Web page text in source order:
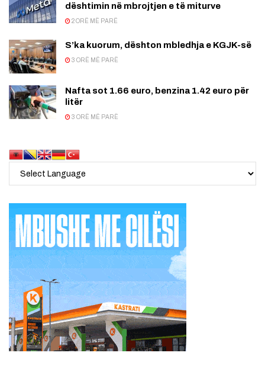
dështimin në mbrojtjen e të miturve
2 ORË MË PARË
S’ka kuorum, dështon mbledhja e KGJK-së
3 ORË MË PARË
Nafta sot 1.66 euro, benzina 1.42 euro për
litër
3 ORË MË PARË